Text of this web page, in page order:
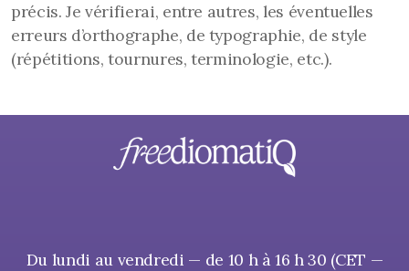
précis. Je vérifierai, entre autres, les éventuelles
erreurs d’orthographe, de typographie, de style
(répétitions, tournures, terminologie, etc.).
Du lundi au vendredi — de 10 h à 16 h 30 (CET —